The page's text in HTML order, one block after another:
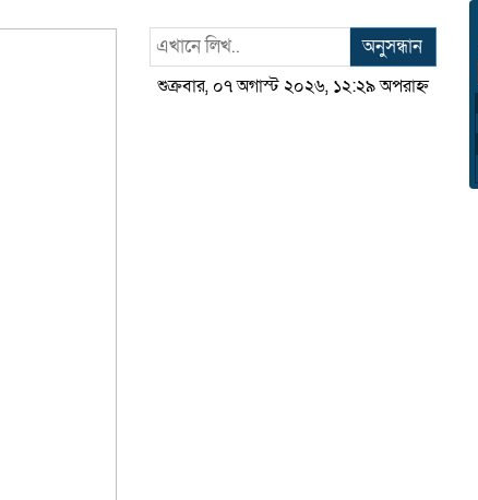
অনুসন্ধান
শুক্রবার, ০৭ অগাস্ট ২০২৬, ১২:২৯ অপরাহ্ন